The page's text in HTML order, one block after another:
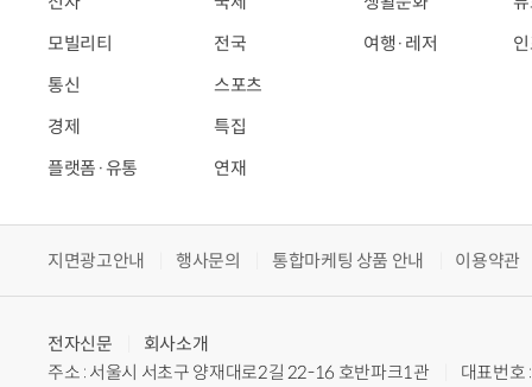
모빌리티
통신
경제
플랫폼·유통
전국
스포츠
특집
연재
여행·레저
지면광고안내 행사문의 통합마케팅 상품 안내 이용약관
전자신문
회사소개
주소 : 서울시 서초구 양재대로2길 22-16 호반파크1관
대표번